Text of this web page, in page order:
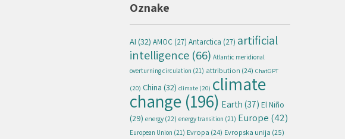
Oznake
AI (32) AMOC (27) Antarctica (27) artificial
intelligence (66) Atlantic meridional
overturning circulation (21) attribution (24) ChatGPT
(20) China (32) climate (20) climate
change (196) Earth (37) El Niño
(29) energy (22) energy transition (21) Europe (42)
European Union (21) Evropa (24) Evropska unija (25)